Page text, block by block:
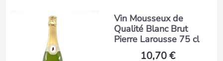
Vin Mousseux de
Qualité Blanc Brut
Pierre Larousse 75 cl
10,70 €